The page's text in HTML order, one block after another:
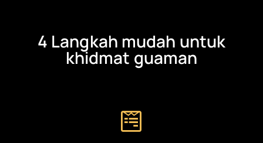
4 Langkah mudah untuk
khidmat guaman